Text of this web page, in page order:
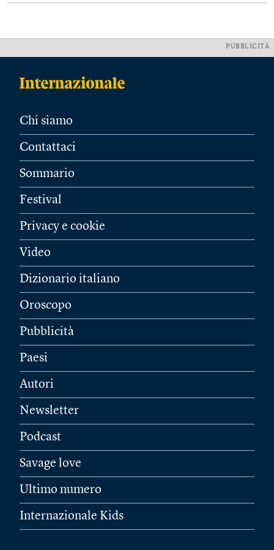
PUBBLICITÀ
Chi siamo
Contattaci
Sommario
Festival
Privacy e cookie
Video
Dizionario italiano
Oroscopo
Pubblicità
Paesi
Autori
Newsletter
Podcast
Savage love
Ultimo numero
Internazionale Kids